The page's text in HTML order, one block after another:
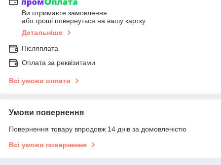
Ви отримаєте замовлення
або гроші повернуться на вашу картку
Детальніше
Післяплата
Оплата за реквізитами
Всі умови оплати
Умови повернення
Повернення товару впродовж 14 днів за домовленістю
Всі умови повернення